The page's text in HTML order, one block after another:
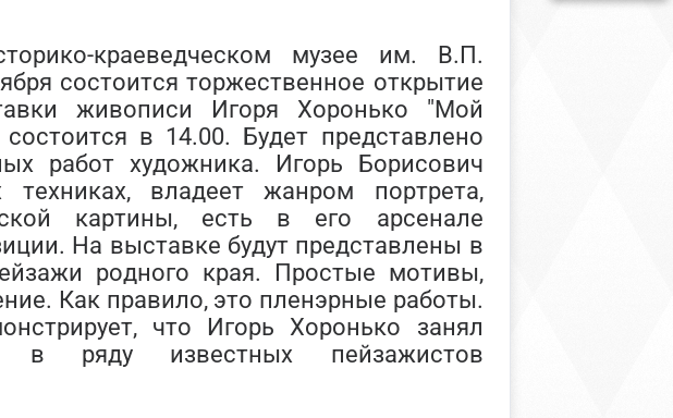
краеведческом музее им. В.П.
состоится торжественное открытие
живописи Игоря Хоронько "Мой
в 14.00. Будет представлено
работ художника. Игорь Борисович
техниках, владеет жанром портрета,
картины, есть в его арсенале
На выставке будут представлены в
родного края. Простые мотивы,
Как правило, это пленэрные работы.
что Игорь Хоронько занял
в ряду известных пейзажистов